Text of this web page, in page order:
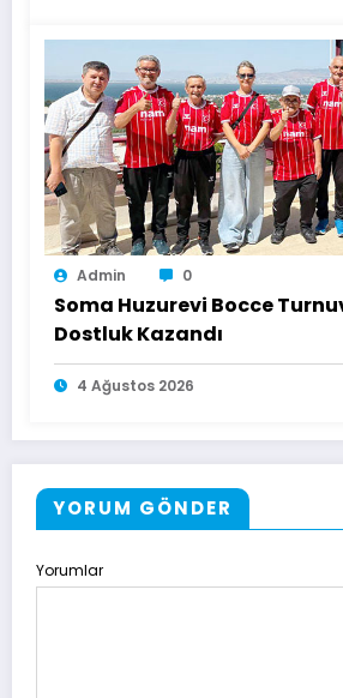
Admin 0
Soma Huzurevi Bocce
Dostluk Kazandı
4 Ağustos 2026
YORUM GÖNDER
Yorumlar